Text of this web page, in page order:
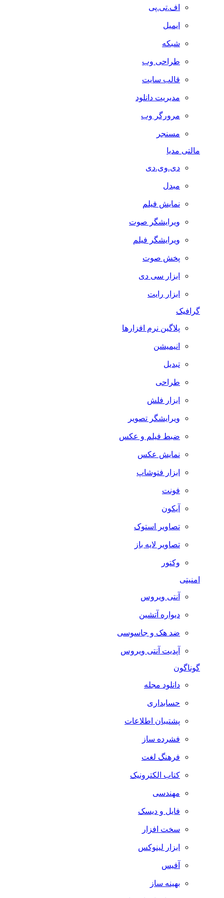
اف.تی.پی
ایمیل
شبکه
طراحی وب
قالب سایت
مدیریت دانلود
مرورگر وب
مسنجر
مالتی مدیا
دی.وی.دی
مبدل
نمایش فیلم
ویرایشگر صوت
ویرایشگر فیلم
پخش صوت
ابزار سی دی
ابزار رایت
گرافیک
پلاگین نرم افزارها
انیمیشن
تبدیل
طراحی
ابزار فلش
ویرایشگر تصویر
ضبط فيلم و عكس
نمایش عکس
ابزار فتوشاپ
فونت
آیکون
تصاویر استوک
تصاویر لایه باز
وکتور
امنیتی
آنتی ویروس
دیواره آتشین
ضد هک و جاسوسی
آپدیت آنتی ویروس
گوناگون
دانلود مجله
حسابداری
پشتیبان اطلاعات
فشرده ساز
فرهنگ لغت
کتاب الکترونیک
مهندسی
فایل و دیسک
سخت افزار
ابزار لینوکس
آفیس
بهینه ساز